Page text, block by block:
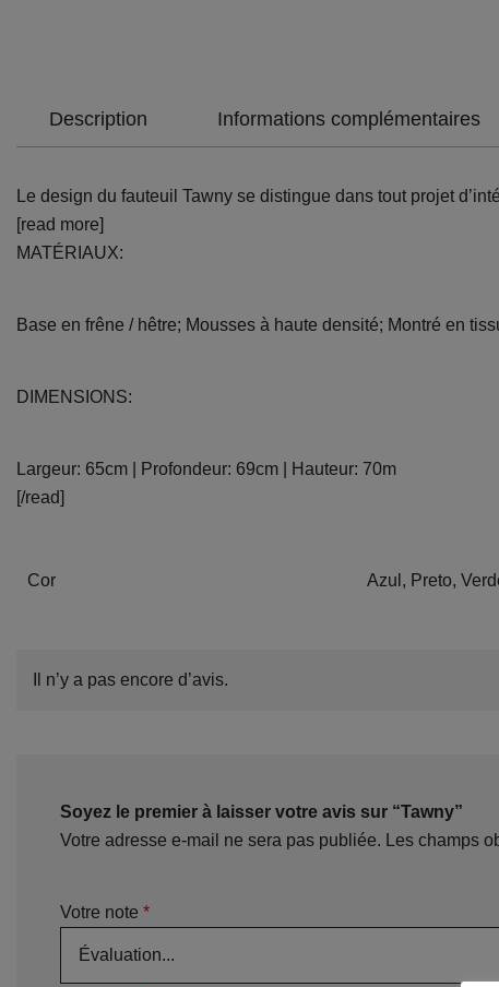
Description Informations complémentaires
Le design du fauteuil Tawny se distingue dans tout projet
[read more]
MATÉRIAUX:
Base en frêne / hêtre; Mousses à haute densité; Montré en
DIMENSIONS:
Largeur: 65cm | Profondeur: 69cm | Hauteur: 70m
[/read]
Cor Azul, Preto,
Il n’y a pas encore d’avis.
Soyez le premier à laisser votre avis sur “Tawny”
Votre adresse e-mail ne sera pas publiée.
Les champs
Votre note *